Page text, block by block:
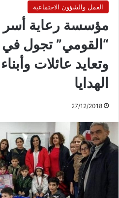
العمل والشؤون الاجتماعية
مؤسسة رعاية أسر
“القومي” تجول في
وتعايد عائلات
الهدايا
27/12/2018